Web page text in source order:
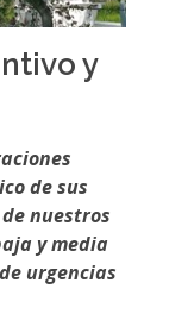
y
de sus
nuestros
y media
urgencias